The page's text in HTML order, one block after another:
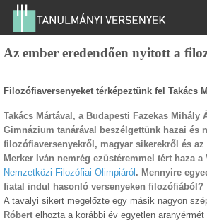
Az ember eredendően nyitott a
Filozófiaversenyeket térképeztünk fel Takács
Takács Mártával, a Budapesti Fazekas Mihály
Gimnázium tanárával beszélgettünk hazai és
filozófiaversenyekről, magyar sikerekről és
Merker Iván nemrég ezüstéremmel tért haza
Nemzetközi Filozófiai Olimpiáról . Mennyire
fiatal indul hasonló versenyeken filozófiából?
A tavalyi sikert megelőzte egy másik nagyon
Róbert elhozta a korábbi év egyetlen